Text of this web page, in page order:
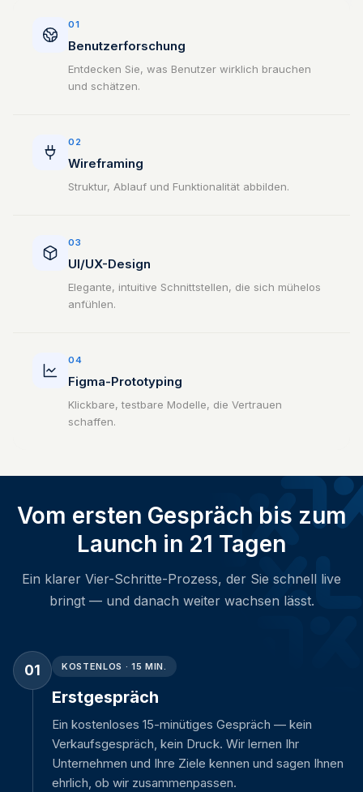
01
Benutzerforschung
Entdecken Sie, was Benutzer wirklich brauchen
und schätzen.
02
Wireframing
Struktur, Ablauf und Funktionalität abbilden.
03
UI/UX-Design
Elegante, intuitive Schnittstellen, die sich mühelos
anfühlen.
04
Figma-Prototyping
Klickbare, testbare Modelle, die Vertrauen
schaffen.
Vom ersten Gespräch bis zum
Launch in 21 Tagen
Ein klarer Vier-Schritte-Prozess, der Sie schnell live
bringt — und danach weiter wachsen lässt.
01 KOSTENLOS · 15 MIN.
Erstgespräch
Ein kostenloses 15-minütiges Gespräch — kein
Verkaufsgespräch, kein Druck. Wir lernen Ihr
Unternehmen und Ihre Ziele kennen und sagen Ihnen
ehrlich, ob wir zusammenpassen.